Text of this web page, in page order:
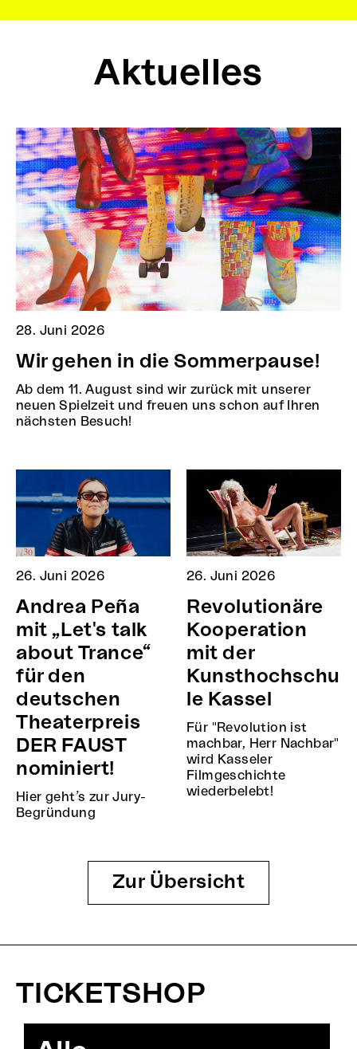
Aktuelles
28. Juni 2026
Wir gehen in die Sommerpause!
Ab dem 11. August sind wir zurück mit unserer
neuen Spielzeit und freuen uns schon auf Ihren
nächsten Besuch!
26. Juni 2026
Andrea Peña
mit „Let's talk
about Trance“
für den
deutschen
Theaterpreis
DER FAUST
nominiert!
Hier geht’s zur Jury-
Begründung
26. Juni 2026
Revolutionäre
Kooperation
mit der
Kunsthochschu
le Kassel
Für "Revolution ist
machbar, Herr Nachbar"
wird Kasseler
Filmgeschichte
wiederbelebt!
Zur Übersicht
TICKETSHOP